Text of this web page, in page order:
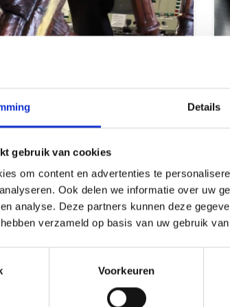
Details
gebruik van cookies
om content en advertenties te
Ook delen we informatie over uw
analyse. Deze partners kunnen deze
verzameld op basis van uw gebruik
Voorkeuren